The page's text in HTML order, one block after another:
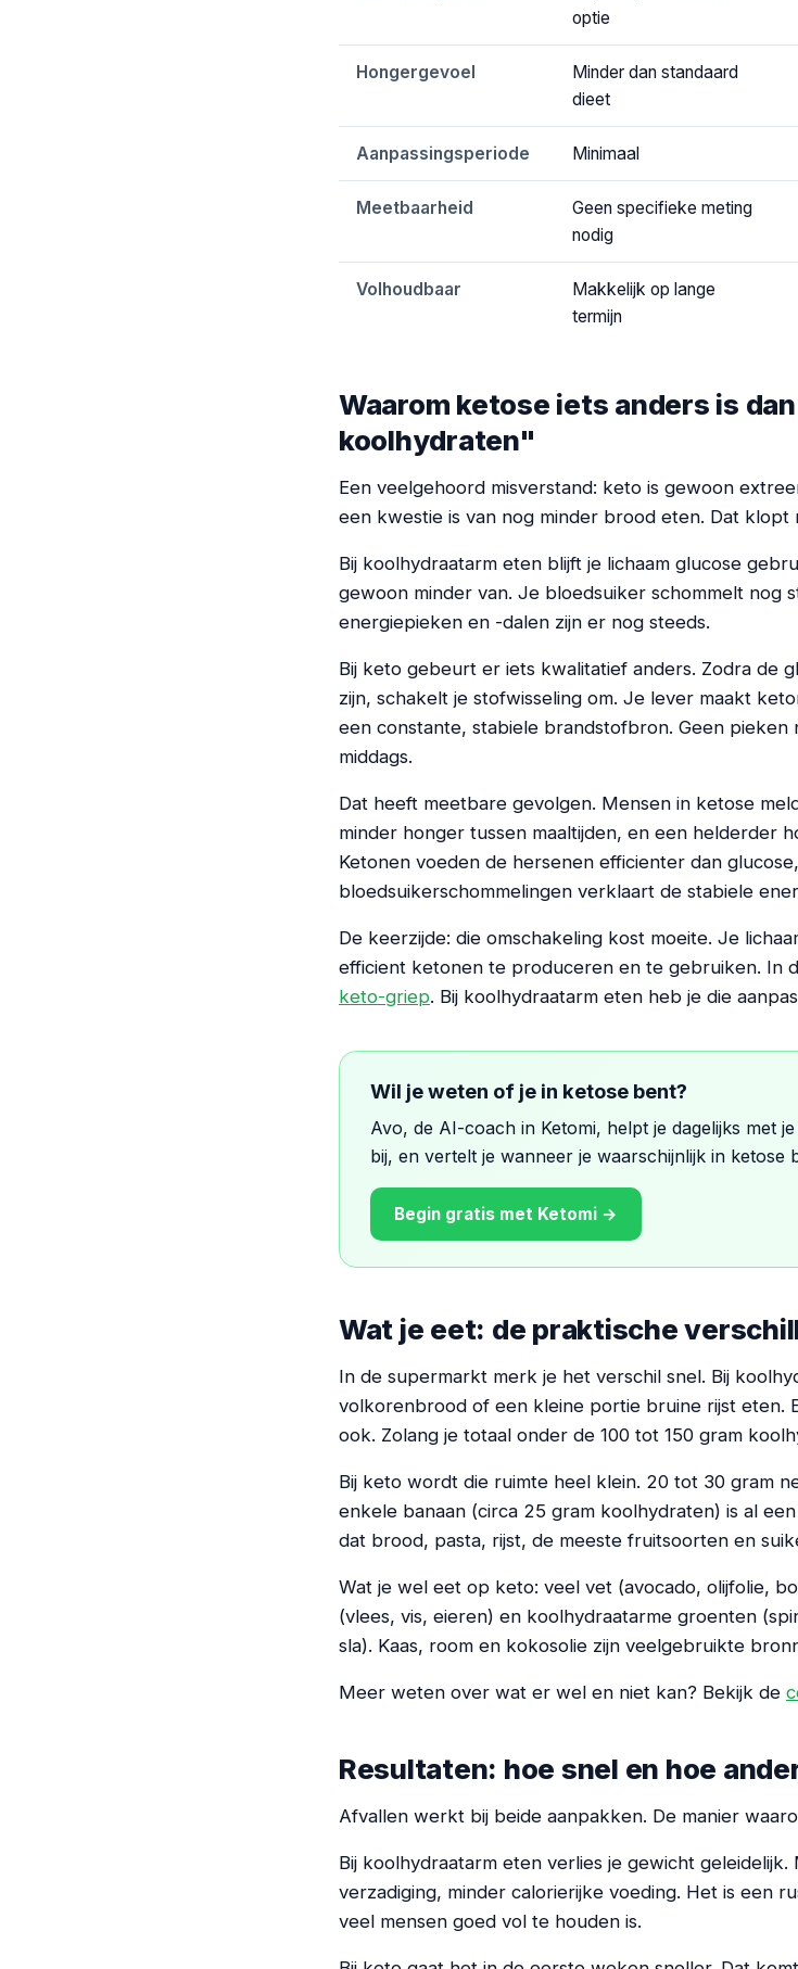
optie
Hongergevoel
Minder dan standaard
dieet
Aanpassingsperiode Minimaal
Meetbaarheid
Geen specifieke meting
nodig
Volhoudbaar
Makkelijk op lange
termijn
Waarom ketose iets anders is
koolhydraten"
Een veelgehoord misverstand: keto is gewoon
een kwestie is van nog minder brood eten. Dat klopt
Bij koolhydraatarm eten blijft je lichaam glucose
gewoon minder van. Je bloedsuiker schommelt nog
energiepieken en -dalen zijn er nog steeds.
Bij keto gebeurt er iets kwalitatief anders. Zodra de
zijn, schakelt je stofwisseling om. Je lever maakt
een constante, stabiele brandstofbron. Geen
middags.
Dat heeft meetbare gevolgen. Mensen in ketose
minder honger tussen maaltijden, en een helderder
Ketonen voeden de hersenen efficienter dan
bloedsuikerschommelingen verklaart de stabiele
De keerzijde: die omschakeling kost moeite. Je
efficient ketonen te produceren en te gebruiken. In
keto-griep. Bij koolhydraatarm eten heb je die
Wil je weten of je in ketose bent?
Avo, de AI-coach in Ketomi, helpt je dagelijks met
bij, en vertelt je wanneer je waarschijnlijk in ketose
Begin gratis met Ketomi →
Wat je eet: de praktische
In de supermarkt merk je het verschil snel. Bij
volkorenbrood of een kleine portie bruine rijst eten.
ook. Zolang je totaal onder de 100 tot 150 gram
Bij keto wordt die ruimte heel klein. 20 tot 30 gram
enkele banaan (circa 25 gram koolhydraten) is al
dat brood, pasta, rijst, de meeste fruitsoorten en
Wat je wel eet op keto: veel vet (avocado, olijfolie,
(vlees, vis, eieren) en koolhydraatarme groenten
sla). Kaas, room en kokosolie zijn veelgebruikte
Meer weten over wat er wel en niet kan? Bekijk de
Resultaten: hoe snel en hoe
Afvallen werkt bij beide aanpakken. De manier
Bij koolhydraatarm eten verlies je gewicht
verzadiging, minder calorierijke voeding. Het is een
veel mensen goed vol te houden is.